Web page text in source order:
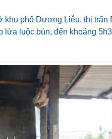
khu phố Dương Liễu, thị trấn
lửa luộc bún, đến khoảng